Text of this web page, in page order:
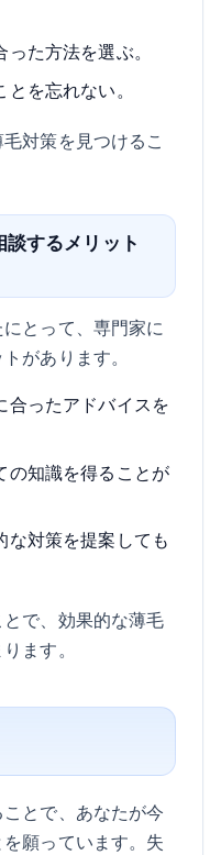
た方法を選ぶ。
を忘れない。
対策を見つけるこ
するメリット
とって、専門家に
があります。
合ったアドバイスを
の知識を得ることが
な対策を提案しても
で、効果的な薄毛
ます。
とで、あなたが今
願っています。失